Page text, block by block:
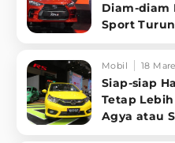
Diam-diam
Sport Turun
Mobil 18
Siap-siap
Tetap
Agya atau